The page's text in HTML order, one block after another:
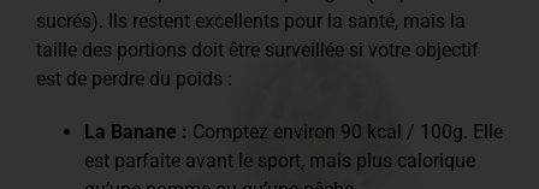
sucrés). Ils restent excellents pour la santé, mais la
taille des portions doit être surveillée si votre objectif
est de perdre du poids :
La Banane : Comptez environ 90 kcal / 100g. Elle
est parfaite avant le sport, mais plus calorique